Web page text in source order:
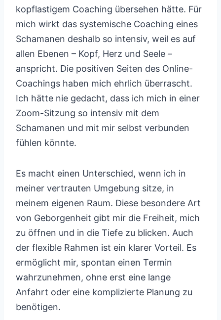
kopflastigem Coaching übersehen hätte. Für
mich wirkt das systemische Coaching eines
Schamanen deshalb so intensiv, weil es auf
allen Ebenen – Kopf, Herz und Seele –
anspricht. Die positiven Seiten des Online-
Coachings haben mich ehrlich überrascht.
Ich hätte nie gedacht, dass ich mich in einer
Zoom-Sitzung so intensiv mit dem
Schamanen und mit mir selbst verbunden
fühlen könnte.
Es macht einen Unterschied, wenn ich in
meiner vertrauten Umgebung sitze, in
meinem eigenen Raum. Diese besondere Art
von Geborgenheit gibt mir die Freiheit, mich
zu öffnen und in die Tiefe zu blicken. Auch
der flexible Rahmen ist ein klarer Vorteil. Es
ermöglicht mir, spontan einen Termin
wahrzunehmen, ohne erst eine lange
Anfahrt oder eine komplizierte Planung zu
benötigen.